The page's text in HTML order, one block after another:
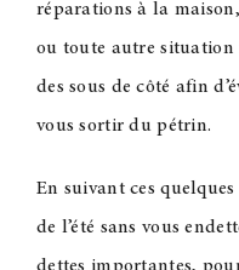
réparations à la
ou toute autre situation
des sous de côté afin
vous sortir du pétrin.
En suivant ces
de l’été sans vous